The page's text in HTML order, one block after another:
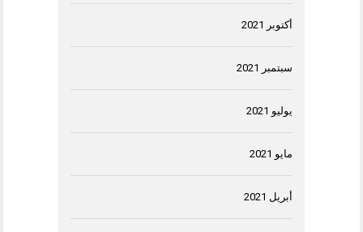
أكتوبر 2021
سبتمبر 2021
يوليو 2021
مايو 2021
أبريل 2021